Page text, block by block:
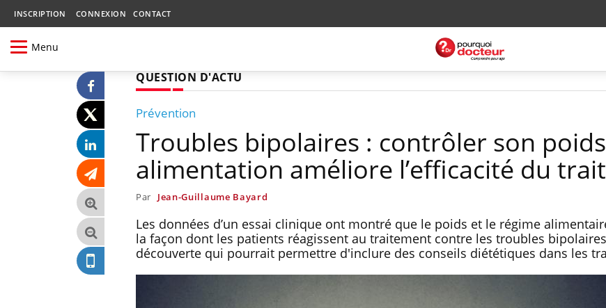
INSCRIPTION CONNEXION CONTACT
Menu
QUESTION D'ACTU
Prévention
Troubles bipolaires : contrôler son
alimentation améliore l’efficacité du
Par Jean-Guillaume Bayard
Les données d’un essai clinique ont montré que le poids et le régime
la façon dont les patients réagissent au traitement contre les troubles
découverte qui pourrait permettre d'inclure des conseils diététiques dans les